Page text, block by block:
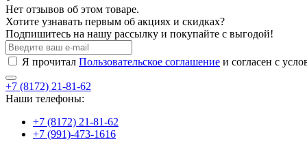
Нет отзывов об этом товаре.
Хотите узнавать первым об акциях и скидках?
Подпишитесь на нашу рассылку и покупайте с выгодой!
Я прочитал Пользовательское соглашение и согласен с
+7 (8172) 21-81-62
Наши телефоны:
+7 (8172) 21-81-62
+7 (991)-473-1616